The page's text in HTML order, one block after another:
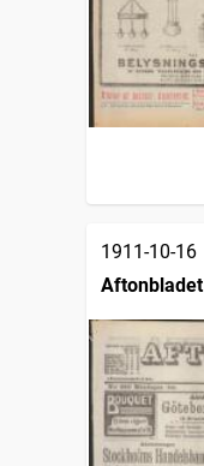
1911-10-16
Aftonbladet